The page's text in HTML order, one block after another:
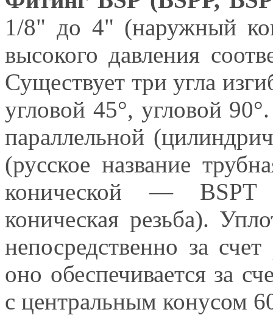
1/8" до 4" (наружный
высокого давления
Существует три угла
угловой 45°, угловой
параллельной
(русское название
конической — BSPT
коническая резьба).
непосредственно за
оно обеспечивается за
с центральным конусом